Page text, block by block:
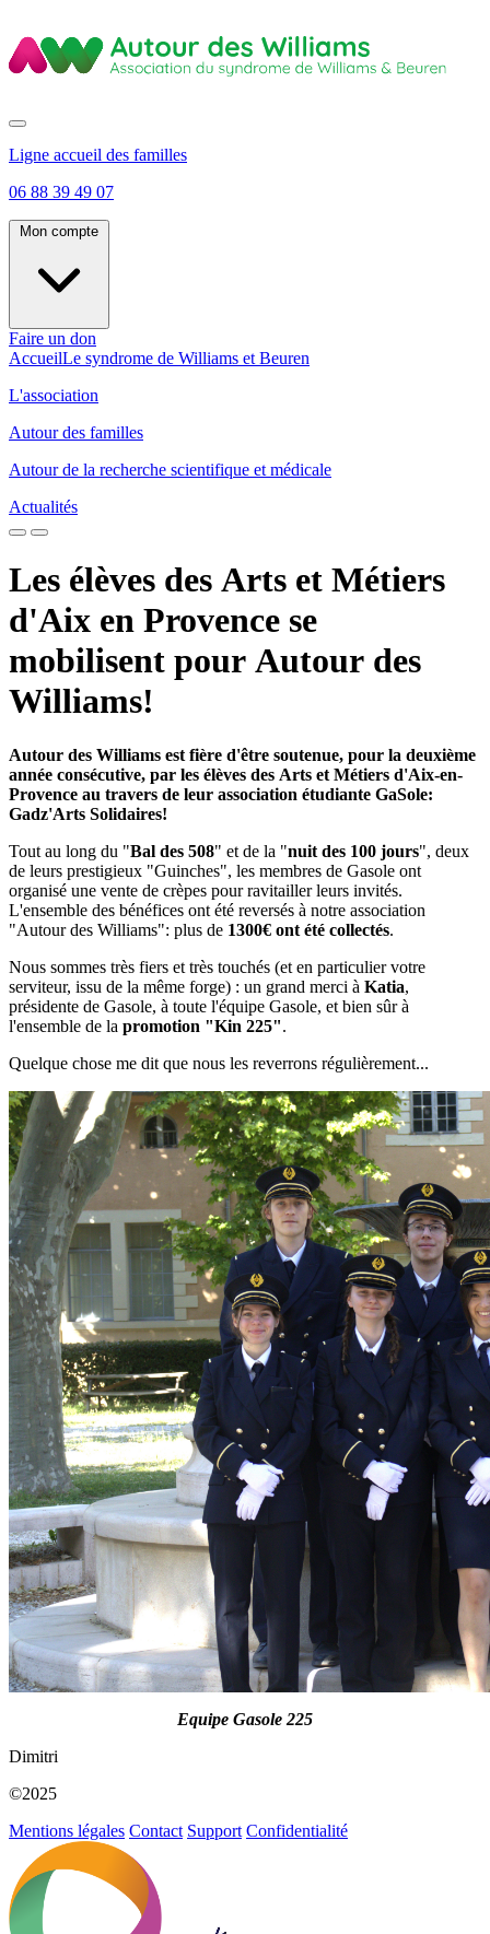
Ligne accueil des familles
06 88 39 49 07
Faire un don
AccueilLe syndrome de Williams et Beuren
L'association
Autour des familles
Autour de la recherche scientifique et médicale
Actualités
Les élèves des Arts et Métiers
d'Aix en Provence se
mobilisent pour Autour des
Williams!
Autour des Williams est fière d'être soutenue, pour la deuxième
année consécutive, par les élèves des Arts et Métiers d'Aix-en-
Provence au travers de leur association étudiante GaSole:
Gadz'Arts Solidaires!
Tout au long du "Bal des 508" et de la "nuit des 100 jours", deux
de leurs prestigieux "Guinches", les membres de Gasole ont
organisé une vente de crèpes pour ravitailler leurs invités.
L'ensemble des bénéfices ont été reversés à notre association
"Autour des Williams": plus de 1300€ ont été collectés.
Nous sommes très fiers et très touchés (et en particulier votre
serviteur, issu de la même forge) : un grand merci à Katia,
présidente de Gasole, à toute l'équipe Gasole, et bien sûr à
l'ensemble de la promotion "Kin 225".
Quelque chose me dit que nous les reverrons régulièrement...
Equipe Gasole 225
Dimitri
©2025
Mentions légales Contact Support Confidentialité